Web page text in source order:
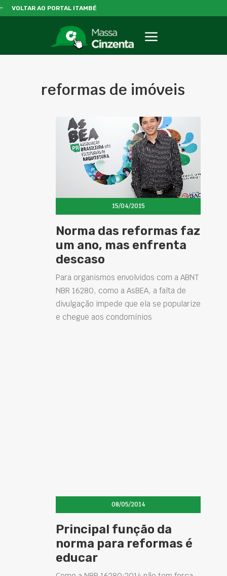
VOLTAR AO PORTAL ITAMBÉ
reformas de imóveis
15/04/2015
Norma das reformas faz
um ano, mas enfrenta
descaso
Para organismos envolvidos com a ABNT
NBR 16280, como a AsBEA, a falta de
divulgação impede que ela se popularize
e chegue aos condomínios
08/05/2014
Principal função da
norma para reformas é
educar